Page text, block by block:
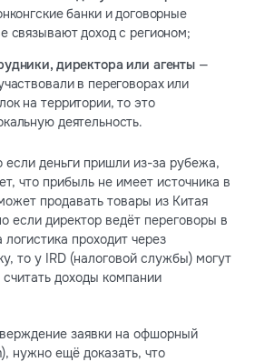
банки и договорные
связывают доход с регионом;
директора или агенты—
в переговорах или
на территории, то это
деятельность.
если деньги пришли из-за рубежа,
что прибыль не имеет источника в
продавать товары из Китая
если директор ведёт переговоры в
проходит через
то у IRD (налоговой службы) могут
доходы компании
заявки на офшорный
нужно ещё доказать, что